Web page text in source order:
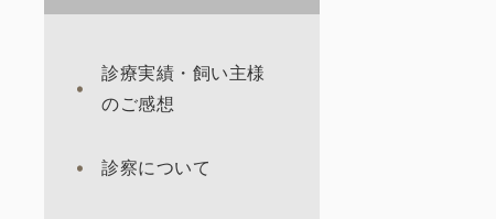
診療実績・飼い主様
のご感想
診察について